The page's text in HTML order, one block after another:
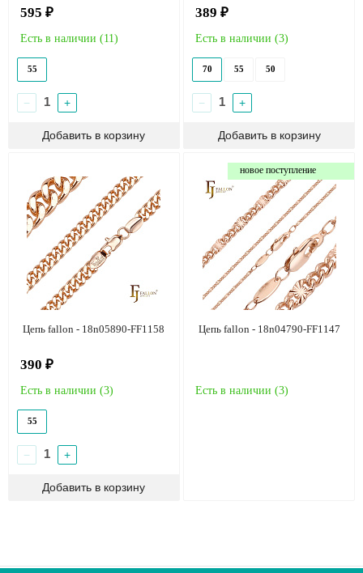
595 ₽
Есть в наличии (11)
55
− +
389 ₽
Есть в наличии (3)
70 55 50
− +
Цепь fallon - 18n05890-FF1158
390 ₽
Есть в наличии (3)
55
− +
новое поступление
Цепь fallon - 18n04790-FF1147
Есть в наличии (3)